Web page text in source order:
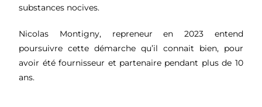
substances nocives.
Nicolas Montigny, repreneur en 2023 entend
poursuivre cette démarche qu’il connait bien, pour
avoir été fournisseur et partenaire pendant plus de 10
ans.